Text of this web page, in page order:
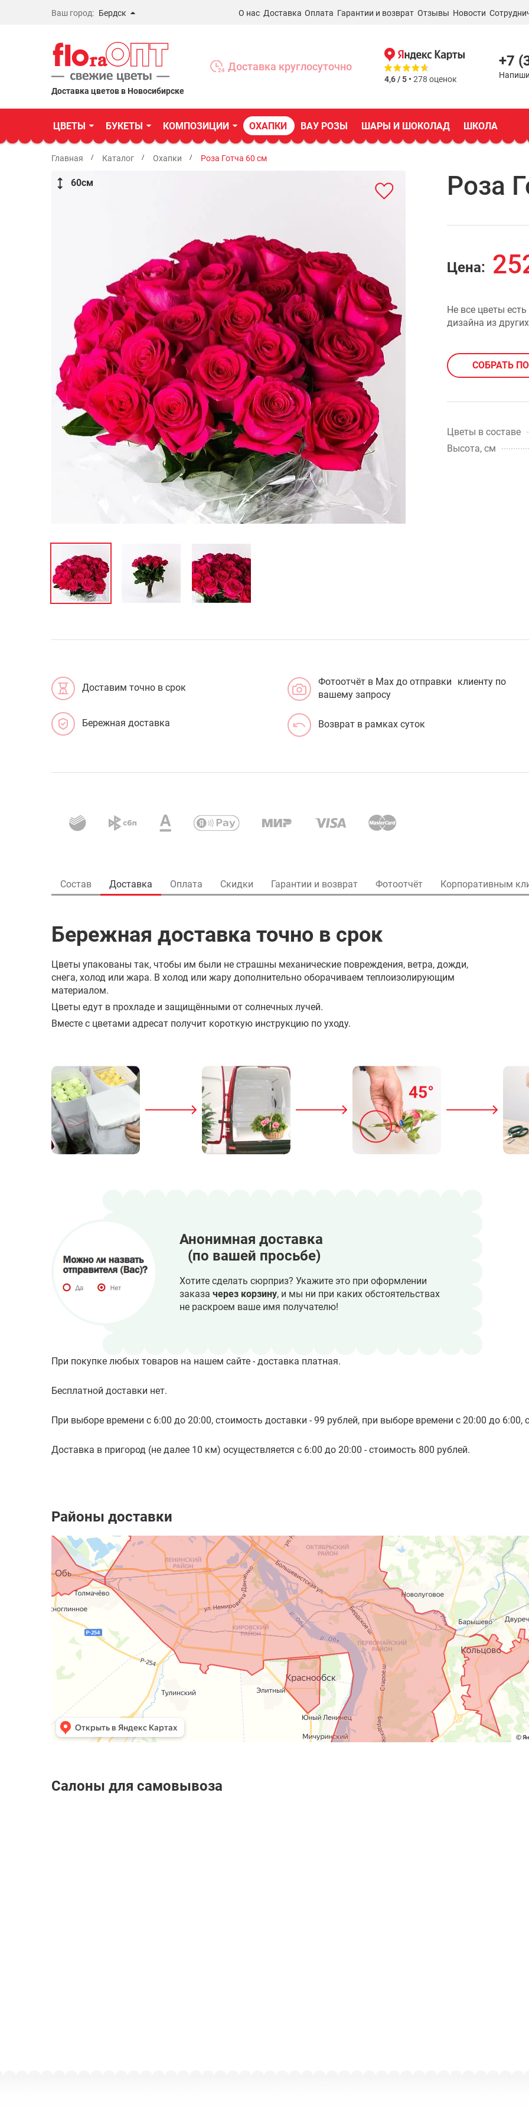
Ваш город: Бердск
Бердск
О нас Доставка Оплата Гарантии и возврат Отзывы Новости
Доставка цветов в Новосибирске
Доставка круглосуточно
4,6 / 5 •278 оценок
+7
ЦВЕТЫ БУКЕТЫ КОМПОЗИЦИИ ОХАПКИ ВАУ РОЗЫ ШАРЫ И ШОКОЛАД ШКОЛА
Главная Каталог Охапки Роза Готча 60 см
60см Роза
Цена:
Не все цветы
дизайна из
СОБРАТЬ
Цветы в составе
Высота, см
Доставим точно в срок
Бережная доставка
Фотоотчёт в Max до отправки клиенту по
вашему запросу
Возврат в рамках суток
Состав Доставка Оплата Скидки Гарантии и возврат Фотоотчёт Корпоративным
Бережная доставка точно в срок
Цветы упакованы так, чтобы им были не страшны механические повреждения, ветра, дожди,
снега, холод или жара. В холод или жару дополнительно оборачиваем теплоизолирующим
материалом.
Цветы едут в прохладе и защищёнными от солнечных лучей.
Вместе с цветами адресат получит короткую инструкцию по уходу.
Анонимная доставка
(по вашей просьбе)
Хотите сделать сюрприз? Укажите это при оформлении
заказа через корзину, и мы ни при каких обстоятельствах
не раскроем ваше имя получателю!
При покупке любых товаров на нашем сайте - доставка платная.
Бесплатной доставки нет.
При выборе времени с 6:00 до 20:00, стоимость доставки - 99 рублей, при выборе времени с 20:00 до 6:00,
Доставка в пригород (не далее 10 км) осуществляется с 6:00 до 20:00 - стоимость 800 рублей.
Районы доставки
Салоны для самовывоза